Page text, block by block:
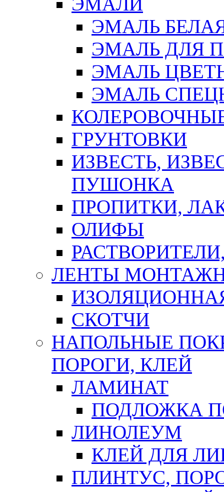
ЭМАЛЬ
ЭМАЛЬ ДЛЯ
ЭМАЛЬ
ЭМАЛЬ
ГРУНТОВКИ
ИЗВЕСТЬ,
ПУШОНКА
ПРОПИТКИ,
ОЛИФЫ
ЛЕНТЫ
СКОТЧИ
НАПОЛЬНЫЕ
ПОРОГИ, КЛЕЙ
ЛАМИНАТ
ПОДЛОЖКА
ЛИНОЛЕУМ
КЛЕЙ ДЛЯ
ПЛИНТУС,